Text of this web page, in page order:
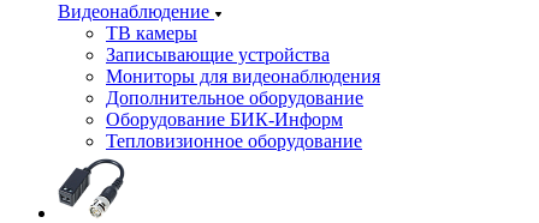
Видеонаблюдение
ТВ камеры
Записывающие устройства
Мониторы для видеонаблюдения
Дополнительное оборудование
Оборудование БИК-Информ
Тепловизионное оборудование